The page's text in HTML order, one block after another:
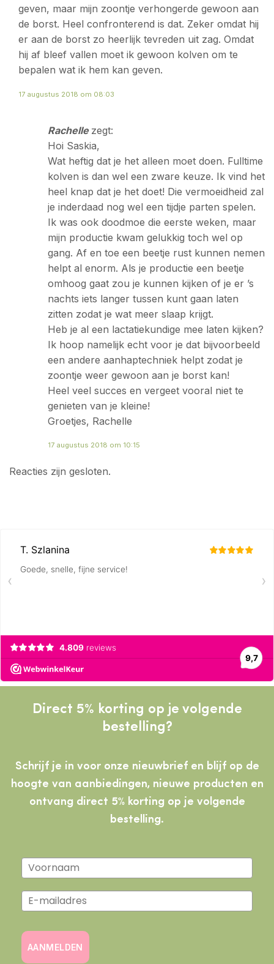
geven, maar mijn zoontje verhongerde gewoon aan
de borst. Heel confronterend is dat. Zeker omdat hij
er aan de borst zo heerlijk tevreden uit zag. Omdat
hij af bleef vallen moet ik gewoon kolven om te
bepalen wat ik hem kan geven.
17 augustus 2018 om 08:03
Rachelle zegt:
Hoi Saskia,
Wat heftig dat je het alleen moet doen. Fulltime
kolven is dan wel een zware keuze. Ik vind het
heel knap dat je het doet! Die vermoeidheid zal
je inderdaad nog wel een tijdje parten spelen.
Ik was ook doodmoe die eerste weken, maar
mijn productie kwam gelukkig toch wel op
gang. Af en toe een beetje rust kunnen nemen
helpt al enorm. Als je productie een beetje
omhoog gaat zou je kunnen kijken of je er ’s
nachts iets langer tussen kunt gaan laten
zitten zodat je wat meer slaap krijgt.
Heb je al een lactatiekundige mee laten kijken?
Ik hoop namelijk echt voor je dat bijvoorbeeld
een andere aanhaptechniek helpt zodat je
zoontje weer gewoon aan je borst kan!
Heel veel succes en vergeet vooral niet te
genieten van je kleine!
Groetjes, Rachelle
17 augustus 2018 om 10:15
Reacties zijn gesloten.
Direct 5% korting op je volgende
bestelling?
Schrijf je in voor onze nieuwbrief en blijf op de
hoogte van aanbiedingen, nieuwe producten en
ontvang direct 5% korting op je volgende
bestelling.
AANMELDEN